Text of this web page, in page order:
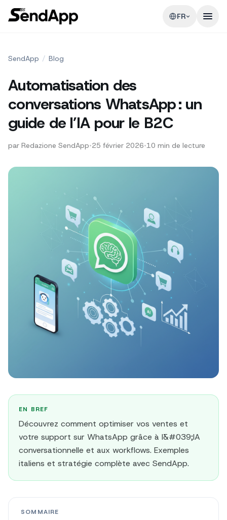
FR
SendApp / Blog
Automatisation des
conversations WhatsApp : un
guide de l’IA pour le B2C
par Redazione SendApp•25 février 2026•10 min de lecture
EN BREF
Découvrez comment optimiser vos ventes et
votre support sur WhatsApp grâce à l&#039;IA
conversationnelle et aux workflows. Exemples
italiens et stratégie complète avec SendApp.
SOMMAIRE